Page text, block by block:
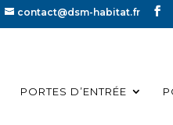
contact@dsm-habitat.fr
PORTES D’ENTRÉE